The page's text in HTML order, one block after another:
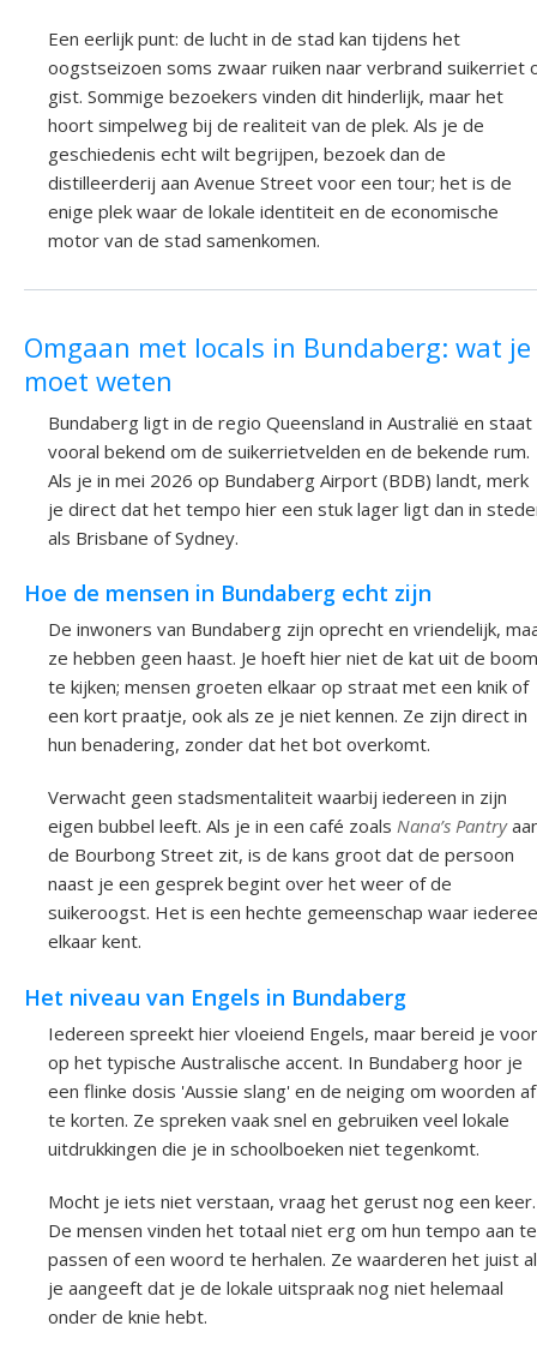
Een eerlijk punt: de lucht in de stad kan tijdens het
oogstseizoen soms zwaar ruiken naar verbrand suikerriet
gist. Sommige bezoekers vinden dit hinderlijk, maar het
hoort simpelweg bij de realiteit van de plek. Als je de
geschiedenis echt wilt begrijpen, bezoek dan de
distilleerderij aan Avenue Street voor een tour; het is de
enige plek waar de lokale identiteit en de economische
motor van de stad samenkomen.
Omgaan met locals in Bundaberg: wat je
moet weten
Bundaberg ligt in de regio Queensland in Australië en staat
vooral bekend om de suikerrietvelden en de bekende rum.
Als je in mei 2026 op Bundaberg Airport (BDB) landt, merk
je direct dat het tempo hier een stuk lager ligt dan in
als Brisbane of Sydney.
Hoe de mensen in Bundaberg echt zijn
De inwoners van Bundaberg zijn oprecht en vriendelijk,
ze hebben geen haast. Je hoeft hier niet de kat uit de boom
te kijken; mensen groeten elkaar op straat met een knik of
een kort praatje, ook als ze je niet kennen. Ze zijn direct in
hun benadering, zonder dat het bot overkomt.
Verwacht geen stadsmentaliteit waarbij iedereen in zijn
eigen bubbel leeft. Als je in een café zoals Nana’s Pantry
de Bourbong Street zit, is de kans groot dat de persoon
naast je een gesprek begint over het weer of de
suikeroogst. Het is een hechte gemeenschap waar
elkaar kent.
Het niveau van Engels in Bundaberg
Iedereen spreekt hier vloeiend Engels, maar bereid je voor
op het typische Australische accent. In Bundaberg hoor je
een flinke dosis 'Aussie slang' en de neiging om woorden af
te korten. Ze spreken vaak snel en gebruiken veel lokale
uitdrukkingen die je in schoolboeken niet tegenkomt.
Mocht je iets niet verstaan, vraag het gerust nog een keer.
De mensen vinden het totaal niet erg om hun tempo aan te
passen of een woord te herhalen. Ze waarderen het juist
je aangeeft dat je de lokale uitspraak nog niet helemaal
onder de knie hebt.